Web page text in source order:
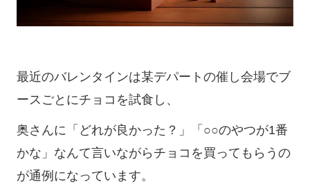
最近のバレンタインは某デパートの催し会場でブ
ースごとにチョコを試食し、
奥さんに「どれが良かった？」「○○のやつが1番
かな」なんて言いながらチョコを買ってもらうの
が通例になっています。